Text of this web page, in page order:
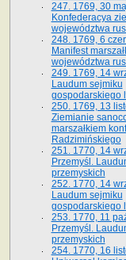
247. 1769, 30
Konfederacya
województwa
248. 1769, 6
Manifest
województwa
249. 1769, 14
Laudum sejmiku
gospodarskiego
250. 1769, 13
Ziemianie
marszałkiem
Radzimińskiego
251. 1770, 14
Przemyśl.
przemyskich
252. 1770, 14
Laudum sejmiku
gospodarskiego
253. 1770, 11
Przemyśl.
przemyskich
254. 1770, 16